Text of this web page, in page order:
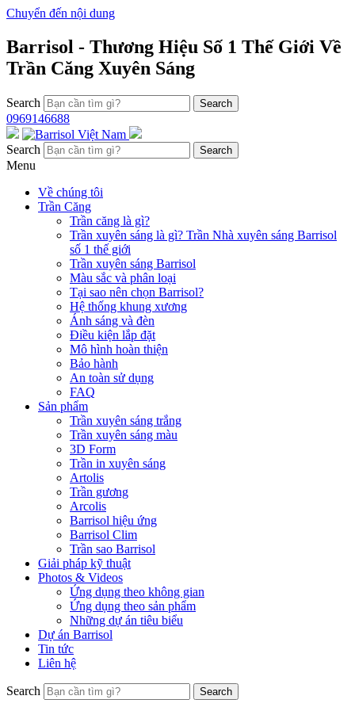
Chuyển đến nội dung
Barrisol - Thương Hiệu Số 1 Thế Giới Về
Trần Căng Xuyên Sáng
Search
0969146688
Search
Menu
Về chúng tôi
Trần Căng
Trần căng là gì?
Trần xuyên sáng là gì? Trần Nhà xuyên sáng Barrisol
số 1 thế giới
Trần xuyên sáng Barrisol
Màu sắc và phân loại
Tại sao nên chọn Barrisol?
Hệ thống khung xương
Ánh sáng và đèn
Điều kiện lắp đặt
Mô hình hoàn thiện
Bảo hành
An toàn sử dụng
FAQ
Sản phẩm
Trần xuyên sáng trắng
Trần xuyên sáng màu
3D Form
Trần in xuyên sáng
Artolis
Trần gương
Arcolis
Barrisol hiệu ứng
Barrisol Clim
Trần sao Barrisol
Giải pháp kỹ thuật
Photos & Videos
Ứng dụng theo không gian
Ứng dụng theo sản phẩm
Những dự án tiêu biểu
Dự án Barrisol
Tin tức
Liên hệ
Search